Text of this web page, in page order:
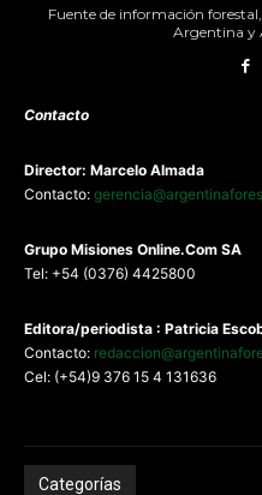
Fuente de información
Argentina y
Contacto
Director: Marcelo Almada
Contacto:
Grupo Misiones Online.Com SA
Tel: +54 (0376) 4425800
Editora/periodista : Patricia
Contacto:
Cel: (+54)9 376 15 4 131636
Categorías